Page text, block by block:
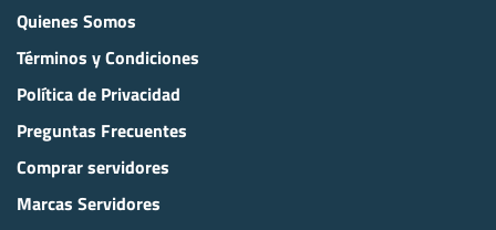
Quienes Somos
Términos y Condiciones
Política de Privacidad
Preguntas Frecuentes
Comprar servidores
Marcas Servidores